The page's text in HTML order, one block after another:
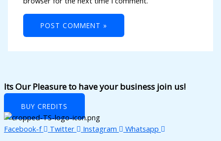
Its Our Pleasure to have your business join us!
BUY CREDITS
Facebook-f Twitter Instagram
Whatsapp